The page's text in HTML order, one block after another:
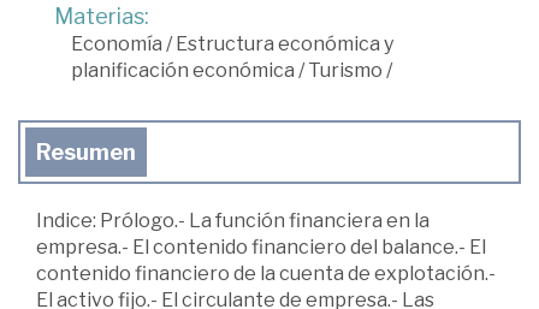
Materias:
Economía /Estructura económica y
planificación económica /Turismo /
Resumen
Indice: Prólogo.- La función financiera en la
empresa.- El contenido financiero del balance.- El
contenido financiero de la cuenta de explotación.-
El activo fijo.- El circulante de empresa.- Las